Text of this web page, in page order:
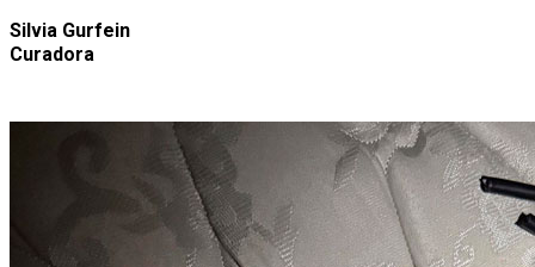
Silvia Gurfein
Curadora